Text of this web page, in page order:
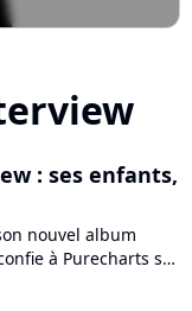
: ses enfants,
nouvel album
à Purecharts sur
son optimisme